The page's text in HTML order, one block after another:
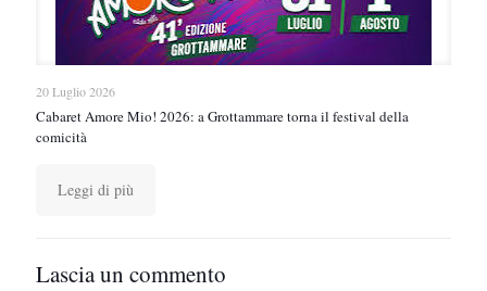
20 Luglio 2026
Cabaret Amore Mio! 2026: a Grottammare torna il festival della
comicità
Leggi di più
Lascia un commento